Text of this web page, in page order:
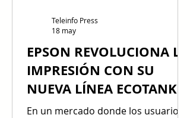
EPSON REVOLUCIONA LA
IMPRESIÓN CON SU
NUEVA LÍNEA ECOTANK
PRO
En un mercado donde los usuarios
Teleinfo Press
18 may